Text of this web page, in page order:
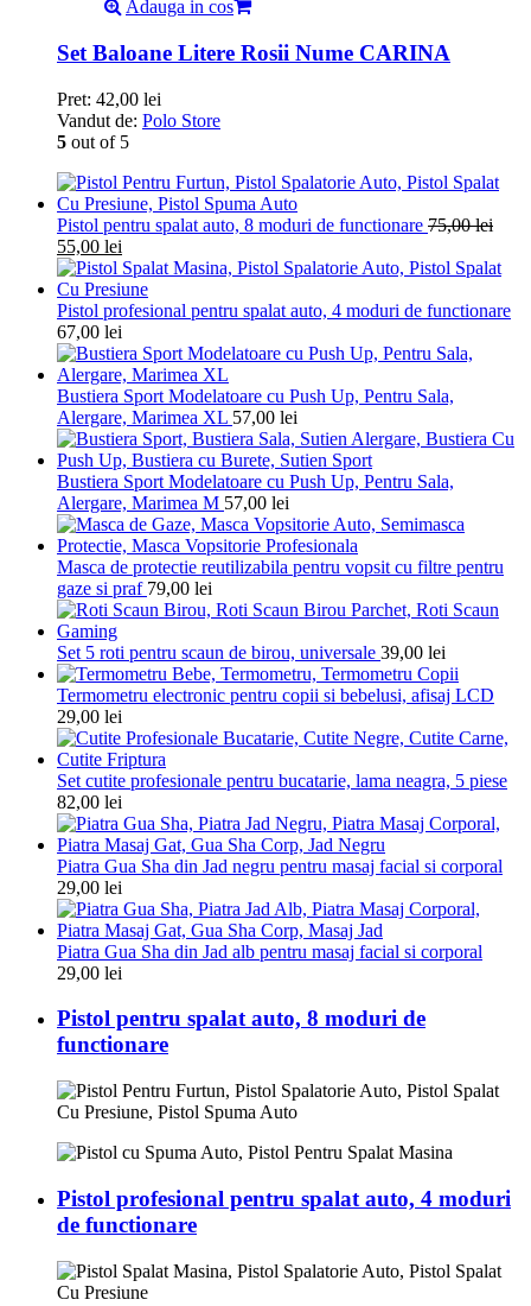
Adauga in cos
Set Baloane Litere Rosii Nume CARINA
Pret: 42,00 lei
Vandut de: Polo Store
5 out of 5
Pistol pentru spalat auto, 8 moduri de functionare 75,00lei
55,00 lei
Pistol profesional pentru spalat auto, 4 moduri de functionare
67,00 lei
Bustiera Sport Modelatoare cu Push Up, Pentru Sala,
Alergare, Marimea XL 57,00 lei
Bustiera Sport Modelatoare cu Push Up, Pentru Sala,
Alergare, Marimea M 57,00 lei
Masca de protectie reutilizabila pentru vopsit cu filtre pentru
gaze si praf 79,00 lei
Set 5 roti pentru scaun de birou, universale 39,00 lei
Termometru electronic pentru copii si bebelusi, afisaj LCD
29,00 lei
Set cutite profesionale pentru bucatarie, lama neagra, 5 piese
82,00 lei
Piatra Gua Sha din Jad negru pentru masaj facial si corporal
29,00 lei
Piatra Gua Sha din Jad alb pentru masaj facial si corporal
29,00 lei
Pistol pentru spalat auto, 8 moduri de
functionare
Pistol profesional pentru spalat auto, 4 moduri
de functionare